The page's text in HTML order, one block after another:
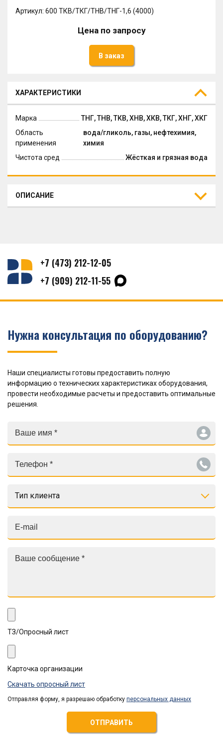
Артикул: 600 ТКВ/ТКГ/ТНВ/ТНГ-1,6 (4000)
Цена по запросу
В заказ
ХАРАКТЕРИСТИКИ
Марка
ТНГ, ТНВ, ТКВ, ХНВ, ХКВ, ТКГ, ХНГ, ХКГ
Область
применения
вода/гликоль, газы, нефтехимия,
химия
Чистота сред
Жёсткая и грязная вода
ОПИСАНИЕ
+7 (473) 212-12-05
+7 (909) 212-11-55
Нужна консультация по оборудованию?
Наши специалисты готовы предоставить полную
информацию о технических характеристиках оборудования,
провести необходимые расчеты и предоставить оптимальные
решения.
Тип клиента
ТЗ/Опросный лист
Карточка организации
Скачать опросный лист
Отправляя форму, я разрешаю обработку персональных данных
ОТПРАВИТЬ